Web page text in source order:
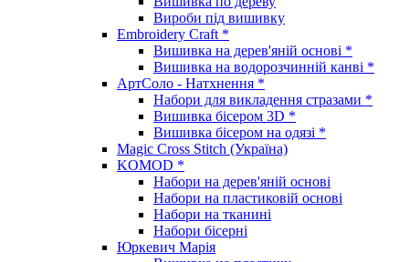
Вироби під вишивку
Embroidery Craft *
Вишивка на дерев'яній основі *
Вишивка на водорозчинній канві *
АртСоло - Натхнення *
Набори для викладення стразами *
Вишивка бісером 3D *
Вишивка бісером на одязі *
Magic Cross Stitch (Україна)
KOMOD *
Набори на дерев'яній основі
Набори на пластиковій основі
Набори на тканині
Набори бісерні
Юркевич Марія